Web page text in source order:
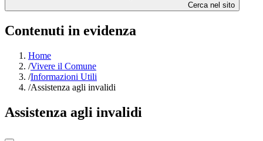
Cerca nel sito
Contenuti in evidenza
Home
/Vivere il Comune
/Informazioni Utili
/Assistenza agli invalidi
Assistenza agli invalidi